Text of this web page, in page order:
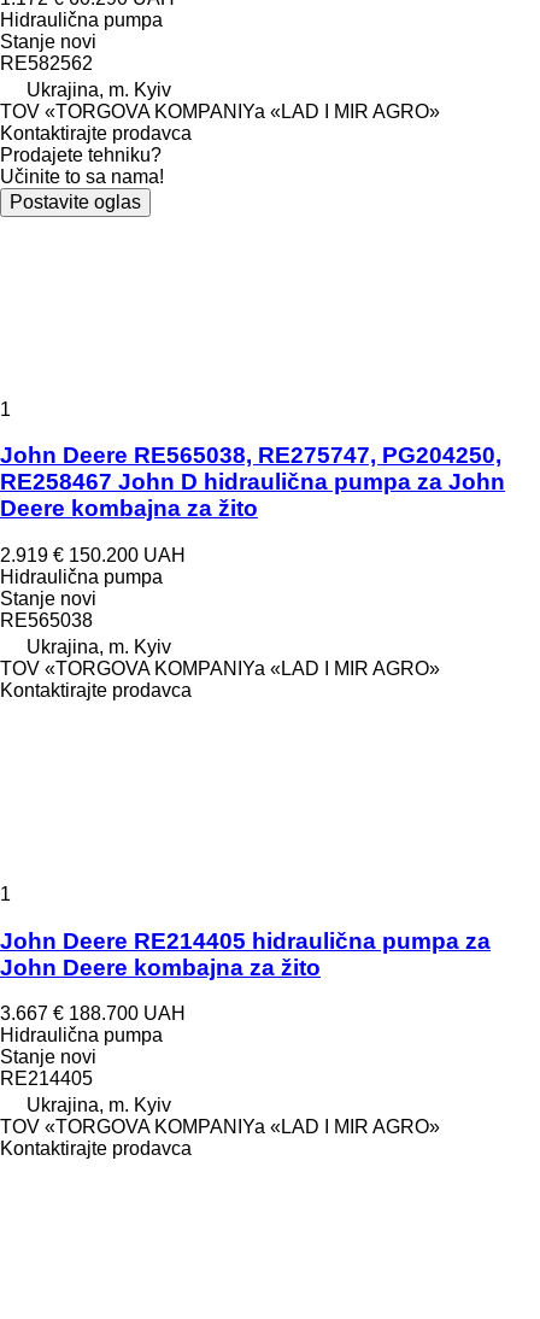
Hidraulična pumpa
Stanje novi
RE582562
Ukrajina, m. Kyiv
TOV «TORGOVA KOMPANIYa «LAD I MIR AGRO»
Kontaktirajte prodavca
Prodajete tehniku?
Učinite to sa nama!
Postavite oglas
1
John Deere RE565038, RE275747, PG204250,
RE258467 John D hidraulična pumpa za John
Deere kombajna za žito
2.919 € 150.200 UAH
Hidraulična pumpa
Stanje novi
RE565038
Ukrajina, m. Kyiv
TOV «TORGOVA KOMPANIYa «LAD I MIR AGRO»
Kontaktirajte prodavca
1
John Deere RE214405 hidraulična pumpa za
John Deere kombajna za žito
3.667 € 188.700 UAH
Hidraulična pumpa
Stanje novi
RE214405
Ukrajina, m. Kyiv
TOV «TORGOVA KOMPANIYa «LAD I MIR AGRO»
Kontaktirajte prodavca